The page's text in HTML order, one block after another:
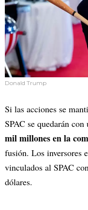
Donald Trump
Si las acciones se
SPAC se quedarán con
mil millones en la
fusión. Los inversores
vinculados al SPAC
dólares.